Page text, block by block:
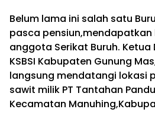
Belum lama ini salah satu
pasca
anggota Serikat Buruh. Ketua
KSBSI Kabupaten Gunung
langsung mendatangi lokasi
sawit milik PT Tantahan
Kecamatan